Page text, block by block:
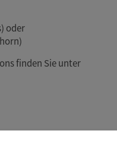
oder
finden Sie unter